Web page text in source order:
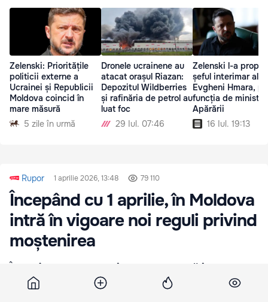
Zelenski: Prioritățile
politicii externe a
Ucrainei și Republicii
Moldova coincid în
mare măsură
5 zile în urmă
Dronele ucrainene au
atacat orașul Riazan:
Depozitul Wildberries
și rafinăria de petrol au
luat foc
29 Iul. 07:46
Zelenski l-a
șeful interimar al
Evgheni Hmara,
funcția de ministru
Apărării
16 Iul. 19:13
Rupor 1 aprilie 2026, 13:48 79 110
Începând cu 1 aprilie, în Moldova
intră în vigoare noi reguli privind
moștenirea
Începând cu 1 aprilie, în Moldova intră în vigoare
noi reguli privind moștenirea. Moștenitorii vor